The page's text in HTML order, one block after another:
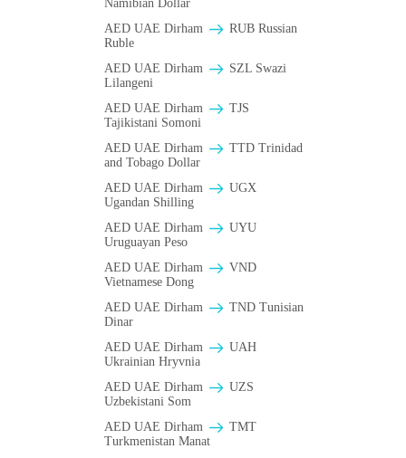
Namibian Dollar
AED UAE Dirham
RUB Russian
Ruble
AED UAE Dirham
SZL Swazi
Lilangeni
AED UAE Dirham
TJS
Tajikistani Somoni
AED UAE Dirham
TTD Trinidad
and Tobago Dollar
AED UAE Dirham
UGX
Ugandan Shilling
AED UAE Dirham
UYU
Uruguayan Peso
AED UAE Dirham
VND
Vietnamese Dong
AED UAE Dirham
TND Tunisian
Dinar
AED UAE Dirham
UAH
Ukrainian Hryvnia
AED UAE Dirham
UZS
Uzbekistani Som
AED UAE Dirham
TMT
Turkmenistan Manat